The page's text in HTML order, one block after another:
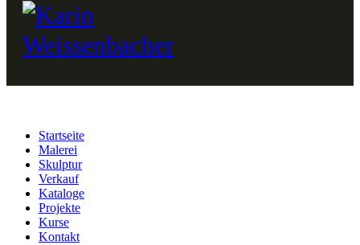
Startseite
Malerei
Skulptur
Verkauf
Kataloge
Projekte
Kurse
Kontakt